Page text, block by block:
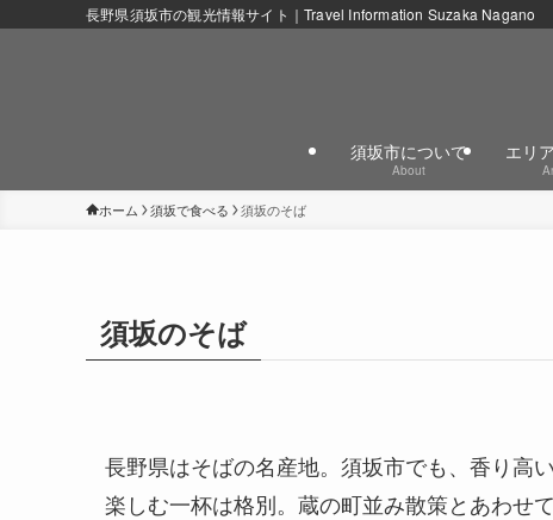
長野県須坂市の観光情報サイト｜Travel Information Suzaka Nagano
須坂市について
About
エリ
ホーム 須坂で食べる 須坂のそば
須坂のそば
長野県はそばの名産地。須坂市でも、香り高
楽しむ一杯は格別。蔵の町並み散策とあわせ